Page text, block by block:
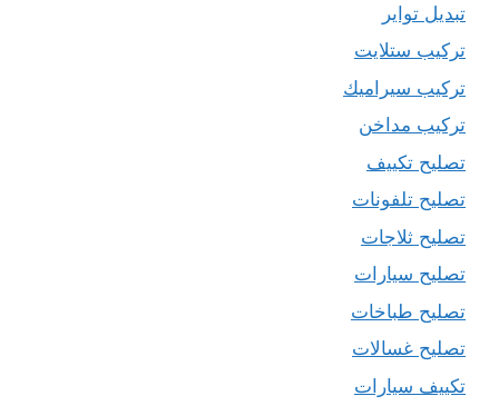
تبديل تواير
تركيب ستلايت
تركيب سيراميك
تركيب مداخن
تصليح تكييف
تصليح تلفونات
تصليح ثلاجات
تصليح سيارات
تصليح طباخات
تصليح غسالات
تكييف سيارات